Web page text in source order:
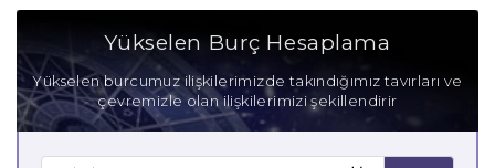
Anne Yengeç Burcu
Baba Yengeç Burcu
Yükselen Burç Hesaplama
Yükselen burcumuz ilişkilerimizde takındığımız tavırları ve
çevremizle olan ilişkilerimizi şekillendirir